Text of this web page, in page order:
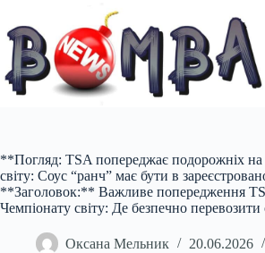
вмісту
**Погляд: TSA попереджає подорожніх на
світу: Соус “ранч” має бути в
**Заголовок:** Важливе попередження
Чемпіонату світу: Де безпечно перевозити
Оксана Мельник 20.06.2026